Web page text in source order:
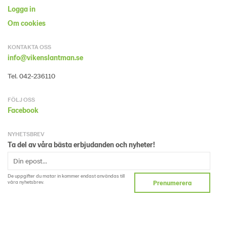
Logga in
Om cookies
KONTAKTA OSS
info@vikenslantman.se
Tel. 042-236110
FÖLJ OSS
Facebook
NYHETSBREV
Ta del av våra bästa erbjudanden och nyheter!
De uppgifter du matar in kommer endast användas till
våra nyhetsbrev.
Prenumerera